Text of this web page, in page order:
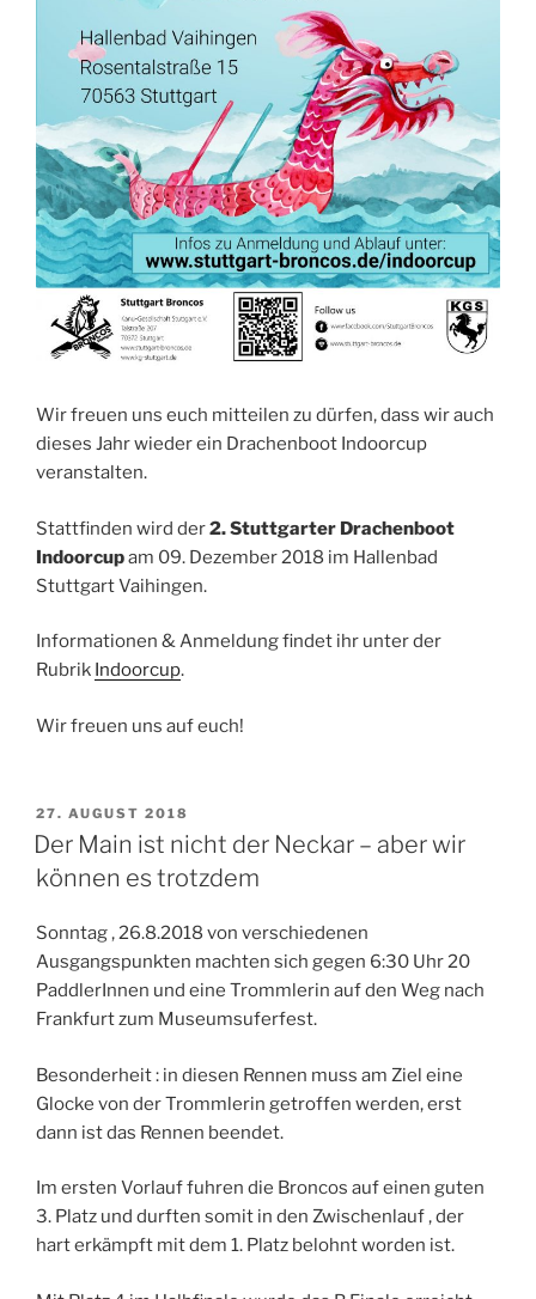
Wir freuen uns euch mitteilen zu dürfen, dass wir auch
dieses Jahr wieder ein Drachenboot Indoorcup
veranstalten.
Stattfinden wird der2. Stuttgarter Drachenboot
Indoorcupam 09. Dezember 2018 im Hallenbad
Stuttgart Vaihingen.
Informationen & Anmeldung findet ihr unter der
Rubrik Indoorcup.
Wir freuen uns auf euch!
VERÖFFENTLICHT
AM
27. AUGUST 2018
Der Main ist nicht der Neckar – aber wir
können es trotzdem
Sonntag , 26.8.2018 von verschiedenen
Ausgangspunkten machten sich gegen 6:30 Uhr 20
PaddlerInnen und eine Trommlerin auf den Weg nach
Frankfurt zum Museumsuferfest.
Besonderheit : in diesen Rennen muss am Ziel eine
Glocke von der Trommlerin getroffen werden, erst
dann ist das Rennen beendet.
Im ersten Vorlauf fuhren die Broncos auf einen guten
3. Platz und durften somit in den Zwischenlauf , der
hart erkämpft mit dem 1. Platz belohnt worden ist.